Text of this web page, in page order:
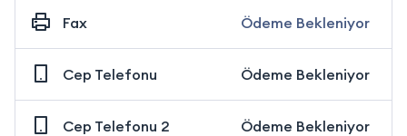
Fax Ödeme Bekleniyor
Cep Telefonu Ödeme Bekleniyor
Cep Telefonu 2 Ödeme Bekleniyor